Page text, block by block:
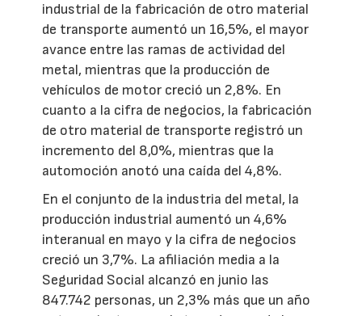
industrial de la fabricación de otro material
de transporte aumentó un 16,5%, el mayor
avance entre las ramas de actividad del
metal, mientras que la producción de
vehículos de motor creció un 2,8%. En
cuanto a la cifra de negocios, la fabricación
de otro material de transporte registró un
incremento del 8,0%, mientras que la
automoción anotó una caída del 4,8%.
En el conjunto de la industria del metal, la
producción industrial aumentó un 4,6%
interanual en mayo y la cifra de negocios
creció un 3,7%. La afiliación media a la
Seguridad Social alcanzó en junio las
847.742 personas, un 2,3% más que un año